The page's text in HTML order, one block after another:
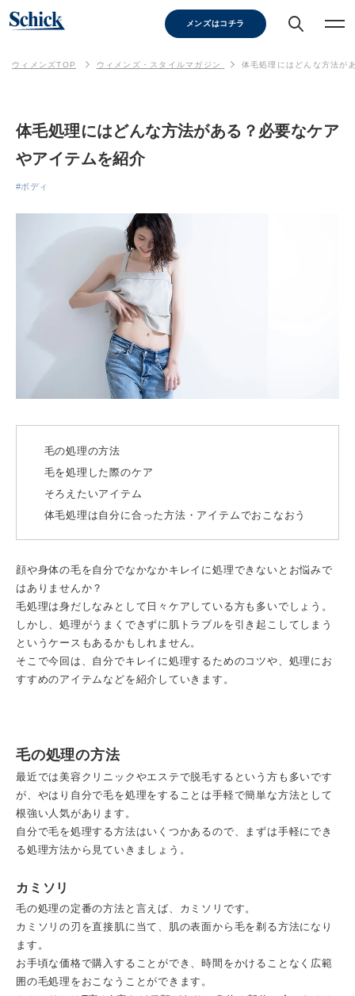
メンズはコチラ
ウィメンズTOP ウィメンズ・スタイルマガジン 体毛処理にはどんな方法が
体毛処理にはどんな方法がある？必要なケア
やアイテムを紹介
#ボディ
毛の処理の方法
毛を処理した際のケア
そろえたいアイテム
体毛処理は自分に合った方法・アイテムでおこなおう
顔や身体の毛を自分でなかなかキレイに処理できないとお悩みで
はありませんか？
毛処理は身だしなみとして日々ケアしている方も多いでしょう。
しかし、処理がうまくできずに肌トラブルを引き起こしてしまう
というケースもあるかもしれません。
そこで今回は、自分でキレイに処理するためのコツや、処理にお
すすめのアイテムなどを紹介していきます。
毛の処理の方法
最近では美容クリニックやエステで脱毛するという方も多いです
が、やはり自分で毛を処理をすることは手軽で簡単な方法として
根強い人気があります。
自分で毛を処理する方法はいくつかあるので、まずは手軽にでき
る処理方法から見ていきましょう。
カミソリ
毛の処理の定番の方法と言えば、カミソリです。
カミソリの刃を直接肌に当て、肌の表面から毛を剃る方法になり
ます。
お手頃な価格で購入することができ、時間をかけることなく広範
囲の毛処理をおこなうことができます。